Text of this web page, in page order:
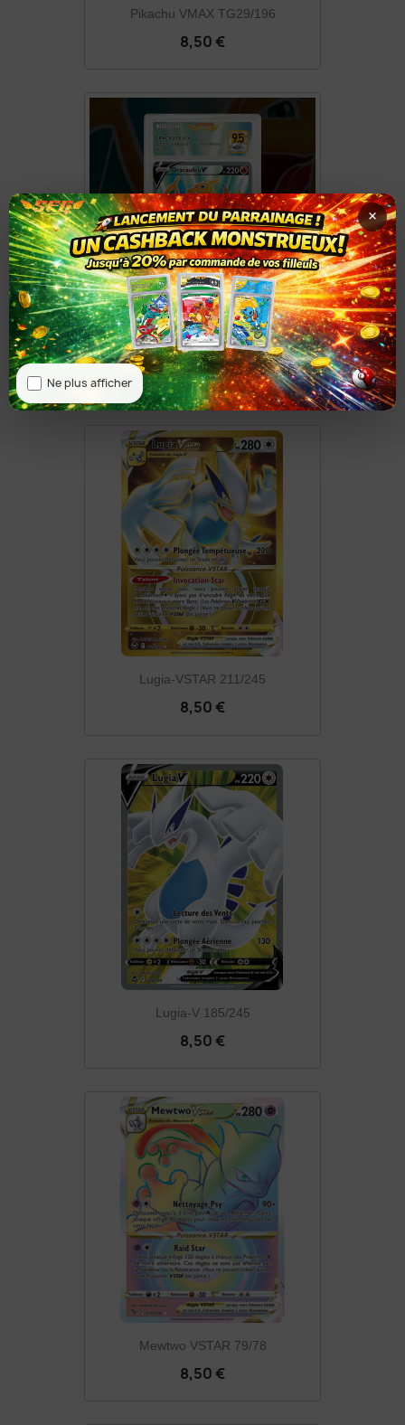
Pikachu VMAX TG29/196
8,50 €
[FULL ART] DRACAUFEU V...
12,90 €
Lugia-VSTAR 211/245
8,50 €
Lugia-V 185/245
8,50 €
Mewtwo VSTAR 79/78
8,50 €
×
Ne plus afficher